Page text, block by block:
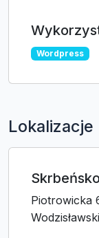
Wordpress
Lokalizacje
Piotrowicka